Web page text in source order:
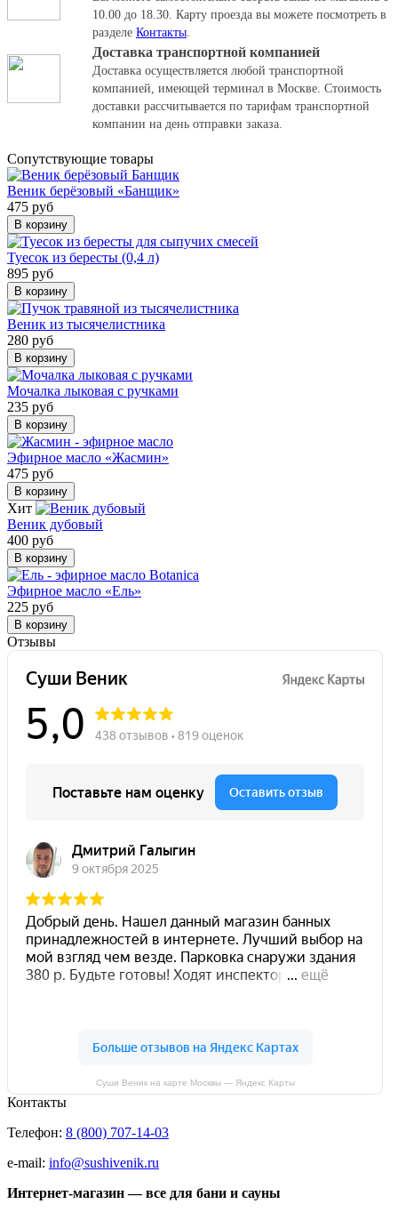
10.00 до 18.30. Карту проезда вы можете посмотреть в
разделе Контакты
Доставка транспортной компанией
Доставка осуществляется любой транспортной
компанией, имеющей терминал в Москве. Стоимость
доставки рассчитывается по тарифам транспортной
компании на день отправки заказа.
Cопутствующие товары
Веник берёзовый «Банщик»
475 руб
В корзину
Туесок из бересты (0,4 л)
895 руб
В корзину
Веник из тысячелистника
280 руб
В корзину
Мочалка лыковая с ручками
235 руб
В корзину
Эфирное масло «Жасмин»
475 руб
В корзину
Хит
Веник дубовый
400 руб
В корзину
Эфирное масло «Ель»
225 руб
В корзину
Отзывы
Суши Веник на карте Москвы — Яндекс Карты
Контакты
Телефон: 8 (800) 707-14-03
e-mail: info@sushivenik.ru
Интернет-магазин — все для бани и сауны